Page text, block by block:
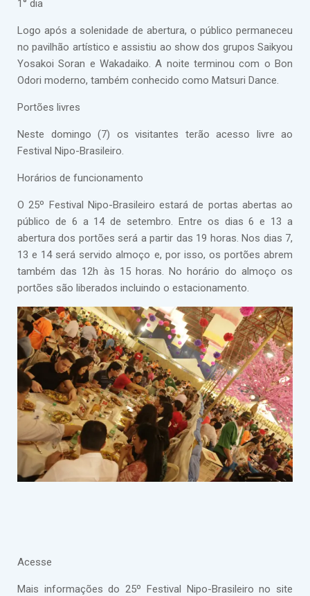
1° dia
Logo após a solenidade de abertura, o público permaneceu
no pavilhão artístico e assistiu ao show dos grupos Saikyou
Yosakoi Soran e Wakadaiko. A noite terminou com o Bon
Odori moderno, também conhecido como Matsuri Dance.
Portões livres
Neste domingo (7) os visitantes terão acesso livre ao
Festival Nipo-Brasileiro.
Horários de funcionamento
O 25º Festival Nipo-Brasileiro estará de portas abertas ao
público de 6 a 14 de setembro. Entre os dias 6 e 13 a
abertura dos portões será a partir das 19 horas. Nos dias 7,
13 e 14 será servido almoço e, por isso, os portões abrem
também das 12h às 15 horas. No horário do almoço os
portões são liberados incluindo o estacionamento.
Acesse
Mais informações do 25º Festival Nipo-Brasileiro no site